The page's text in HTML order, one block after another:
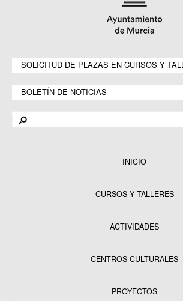
SOLICITUD DE PLAZAS EN CURSOS Y
BOLETÍN DE NOTICIAS
INICIO
CURSOS Y TALLERES
ACTIVIDADES
CENTROS CULTURALES
PROYECTOS